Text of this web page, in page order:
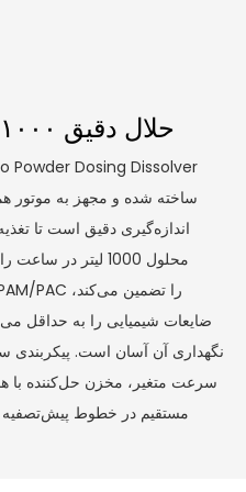
حلال دقیق ۱۰۰۰ لیتری استیل ضد زنگ
اندازه‌گیری دقیق است تا
محلول 1000 لیتر
ضایعات شیمیایی را به حداقل
نگهداری آن آسان است. پیکربندی
سرعت متغیر، مخزن حل‌کننده با
مستقیم در خطوط پیش‌تصفیه